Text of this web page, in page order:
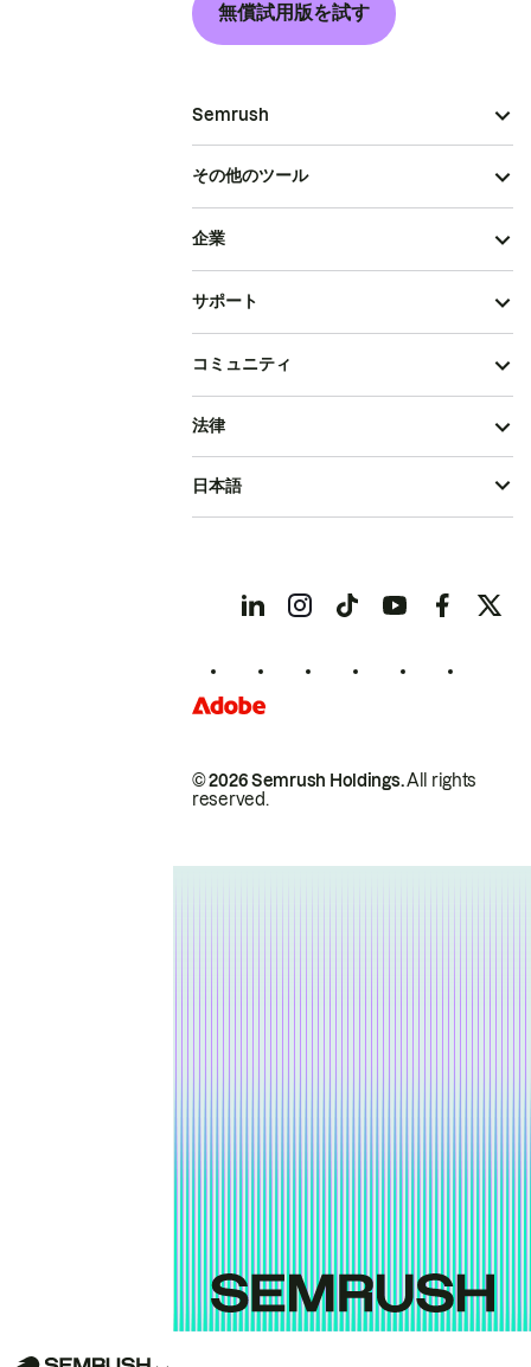
無償試用版を試す
Semrush
その他のツール
企業
サポート
コミュニティ
© 2026 Semrush Holdings.All rights
reserved.
法律
日本語